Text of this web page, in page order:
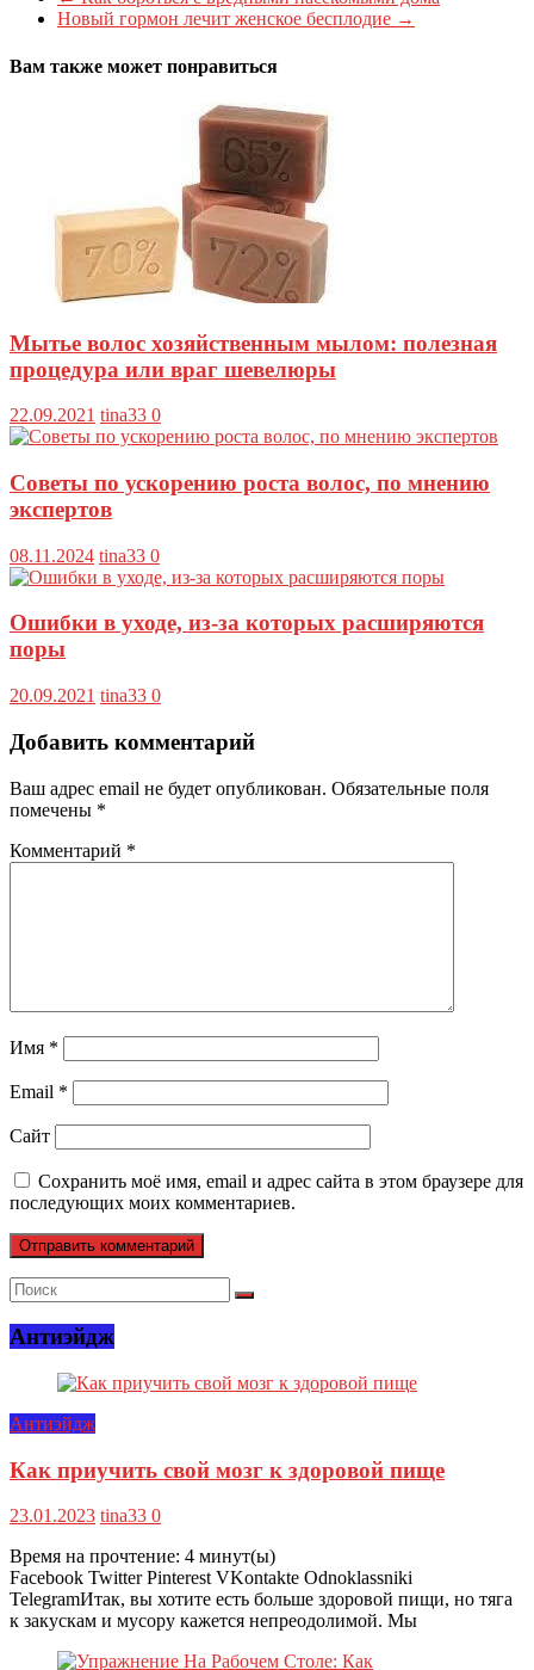
Новый гормон лечит женское бесплодие →
Вам также может понравиться
Мытье волос хозяйственным мылом: полезная
процедура или враг шевелюры
22.09.2021 tina33 0
Советы по ускорению роста волос, по мнению
экспертов
08.11.2024 tina33 0
Ошибки в уходе, из-за которых расширяются
поры
20.09.2021 tina33 0
Добавить комментарий
Ваш адрес email не будет опубликован. Обязательные поля
помечены *
Комментарий *
Имя *
Email *
Сайт
Сохранить моё имя, email и адрес сайта в этом браузере для
последующих моих комментариев.
Антиэйдж
Антиэйдж
Как приучить свой мозг к здоровой пище
23.01.2023 tina33 0
Время на прочтение: 4 минут(ы)
Facebook Twitter Pinterest VKontakte Odnoklassniki
TelegramИтак, вы хотите есть больше здоровой пищи, но тяга
к закускам и мусору кажется непреодолимой. Мы